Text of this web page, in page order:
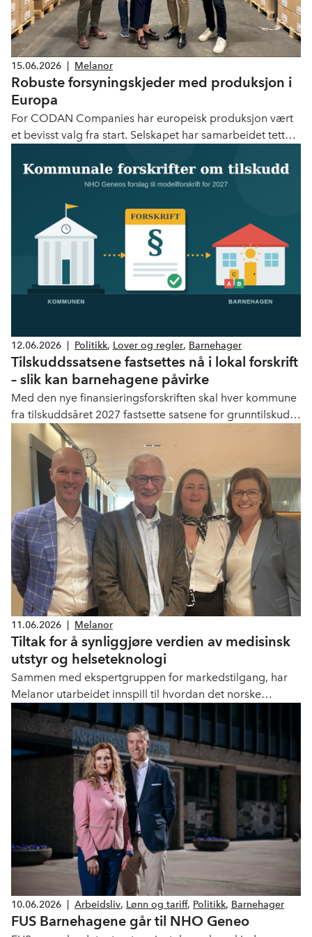
15.06.2026 Melanor
Robuste forsyningskjeder med produksjon i
Europa
For CODAN Companies har europeisk produksjon vært
et bevisst valg fra start. Selskapet har samarbeidet tett
bedre pasientbehandling, er mer miljøvennlig og fundert
på kliniske behov.
12.06.2026 Politikk, Lover og regler, Barnehager
Tilskuddssatsene fastsettes nå i lokal forskrift
– slik kan barnehagene påvirke
Med den nye finansieringsforskriften skal hver kommune
fra tilskuddsåret 2027 fastsette satsene for grunntilskudd
og ekstra grunntilskudd i egen lokal forskrift. Slik
påvirker det din barnehage.
11.06.2026 Melanor
Tiltak for å synliggjøre verdien av medisinsk
utstyr og helseteknologi
Sammen med ekspertgruppen for markedstilgang, har
Melanor utarbeidet innspill til hvordan det norske
helsevesenet kan anskaffe effekten av medisinsk utstyr
og helseteknologi på en mer lønnsom måte. – Våre
medlemmer både vil og kan bidra til å øke
produktiviteten i helsetjenesten, sier Hella Yngsdal,
fagdirektør i Melanor.
10.06.2026 Arbeidsliv, Lønn og tariff, Politikk, Barnehager
FUS Barnehagene går til NHO Geneo